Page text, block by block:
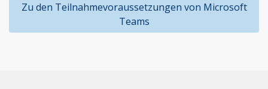
Zu den Teilnahmevoraussetzungen von Microsoft
Teams